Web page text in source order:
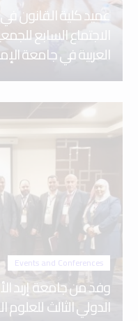
عميد كلية القانون
الاجتماع السابع
العربية في جامعة
Events and Conferences
وفد من جامعة إربد
الدولي الثالث للعلوم